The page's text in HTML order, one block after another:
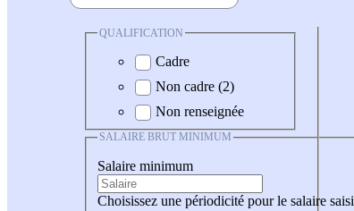
QUALIFICATION
Cadre
Non cadre (2)
Non renseignée
SALAIRE BRUT MINIMUM
Salaire minimum
Choisissez une périodicité pour le salaire saisi